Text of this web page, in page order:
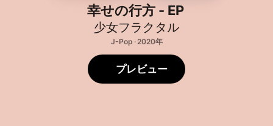
幸せの行方 - EP
少女フラクタル
J-Pop · 2020年
プレビュー